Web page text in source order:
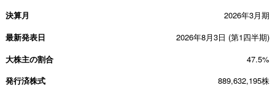
決算月
2026年3月期
最新発表日
2026年8月3日 (第1四半期)
大株主の割合
47.5%
発行済株式
889,632,195株